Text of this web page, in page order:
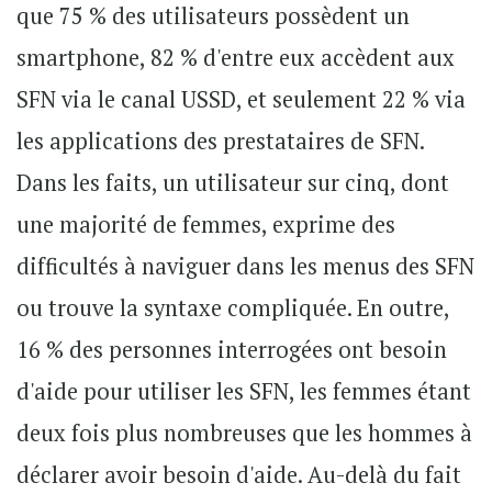
que 75 % des utilisateurs possèdent un
smartphone, 82 % d'entre eux accèdent aux
SFN via le canal USSD, et seulement 22 % via
les applications des prestataires de SFN.
Dans les faits, un utilisateur sur cinq, dont
une majorité de femmes, exprime des
difficultés à naviguer dans les menus des SFN
ou trouve la syntaxe compliquée. En outre,
16 % des personnes interrogées ont besoin
d'aide pour utiliser les SFN, les femmes étant
deux fois plus nombreuses que les hommes à
déclarer avoir besoin d'aide. Au-delà du fait